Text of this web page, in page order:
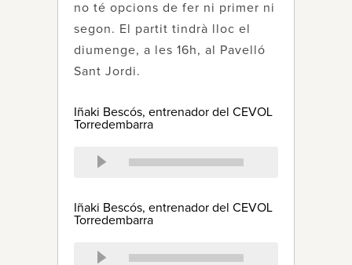
no té opcions de fer ni primer ni
segon. El partit tindrà lloc el
diumenge, a les 16h, al Pavelló
Sant Jordi.
Iñaki Bescós, entrenador del CEVOL
Torredembarra
Iñaki Bescós, entrenador del CEVOL
Torredembarra